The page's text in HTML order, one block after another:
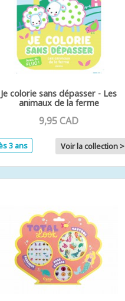
Je colorie sans dépasser - Les
animaux de la ferme
9,95 CAD
3 ans Voir la collection >